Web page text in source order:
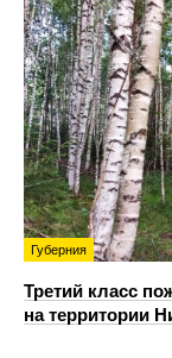
Губерния
Третий класс
на территории